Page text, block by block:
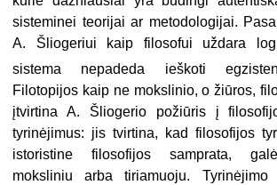
sisteminei teorijai ar metodologijai.
A. Šliogeriui kaip filosofui uždara
sistema nepadeda ieškoti
Filotopijos kaip ne mokslinio, o žiūros,
įtvirtina A. Šliogerio požiūris į
tyrinėjimus: jis tvirtina, kad filosofijos
istoristine filosofijos samprata,
moksliniu arba tiriamuoju.